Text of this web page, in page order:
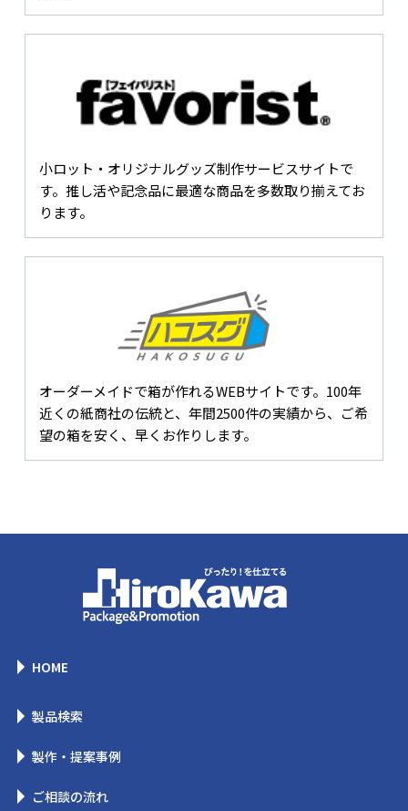
小ロット・オリジナルグッズ制作サービスサイトで
す。推し活や記念品に最適な商品を多数取り揃えてお
ります。
オーダーメイドで箱が作れるWEBサイトです。100年
近くの紙商社の伝統と、年間2500件の実績から、ご希
望の箱を安く、早くお作りします。
HOME
製品検索
製作・提案事例
ご相談の流れ